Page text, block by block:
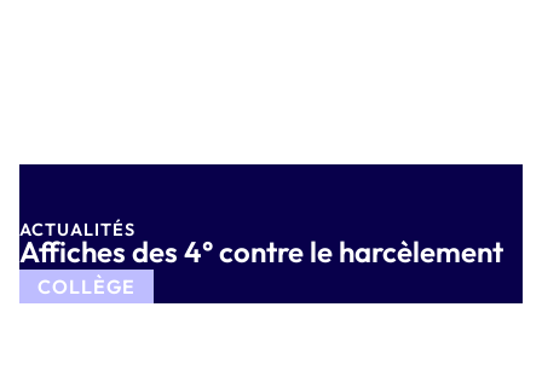
ACTUALITÉS
Affiches des 4° contre le harcèlement
COLLÈGE